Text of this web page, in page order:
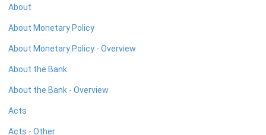
குறிக்கோள்கள்
தொழிற்பாடுகள்
About
About Monetary Policy
About Monetary Policy - Overview
About the Bank
About the Bank - Overview
Acts
Acts - Other